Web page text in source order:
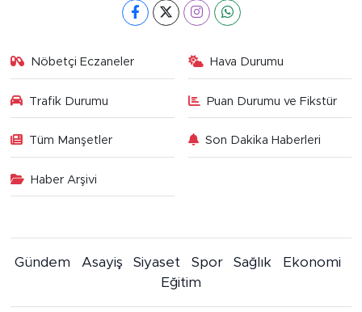
Nöbetçi Eczaneler Hava Durumu
Trafik Durumu Puan Durumu ve Fikstür
Tüm Manşetler Son Dakika Haberleri
Haber Arşivi
Gündem Asayiş Siyaset Spor Sağlık
Ekonomi
Eğitim